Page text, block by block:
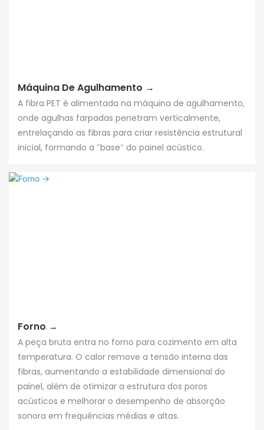
Máquina De Agulhamento →
A fibra PET é alimentada na máquina de agulhamento,
onde agulhas farpadas penetram verticalmente,
entrelaçando as fibras para criar resistência estrutural
inicial, formando a "base" do painel acústico.
Forno →
A peça bruta entra no forno para cozimento em alta
temperatura. O calor remove a tensão interna das
fibras, aumentando a estabilidade dimensional do
painel, além de otimizar a estrutura dos poros
acústicos e melhorar o desempenho de absorção
sonora em frequências médias e altas.